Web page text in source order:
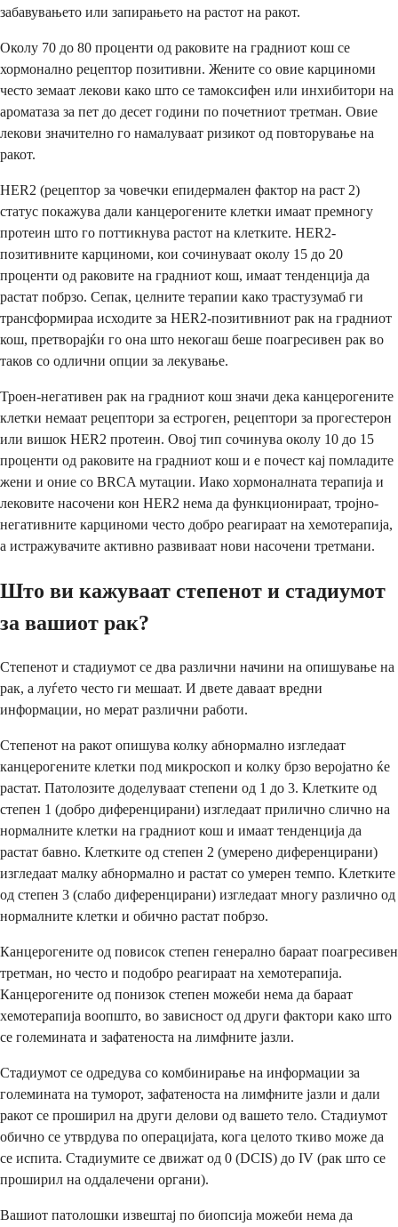
забавувањето или запирањето на растот на ракот.
Околу 70 до 80 проценти од раковите на градниот кош се
хормонално рецептор позитивни. Жените со овие карциноми
често земаат лекови како што се тамоксифен или инхибитори на
ароматаза за пет до десет години по почетниот третман. Овие
лекови значително го намалуваат ризикот од повторување на
ракот.
HER2 (рецептор за човечки епидермален фактор на раст 2)
статус покажува дали канцерогените клетки имаат премногу
протеин што го поттикнува растот на клетките. HER2-
позитивните карциноми, кои сочинуваат околу 15 до 20
проценти од раковите на градниот кош, имаат тенденција да
растат побрзо. Сепак, целните терапии како трастузумаб ги
трансформираа исходите за HER2-позитивниот рак на градниот
кош, претворајќи го она што некогаш беше поагресивен рак во
таков со одлични опции за лекување.
Троен-негативен рак на градниот кош значи дека канцерогените
клетки немаат рецептори за естроген, рецептори за прогестерон
или вишок HER2 протеин. Овој тип сочинува околу 10 до 15
проценти од раковите на градниот кош и е почест кај помладите
жени и оние со BRCA мутации. Иако хормоналната терапија и
лековите насочени кон HER2 нема да функционираат, тројно-
негативните карциноми често добро реагираат на хемотерапија,
а истражувачите активно развиваат нови насочени третмани.
Што ви кажуваат степенот и стадиумот
за вашиот рак?
Степенот и стадиумот се два различни начини на опишување на
рак, а луѓето често ги мешаат. И двете даваат вредни
информации, но мерат различни работи.
Степенот на ракот опишува колку абнормално изгледаат
канцерогените клетки под микроскоп и колку брзо веројатно ќе
растат. Патолозите доделуваат степени од 1 до 3. Клетките од
степен 1 (добро диференцирани) изгледаат прилично слично на
нормалните клетки на градниот кош и имаат тенденција да
растат бавно. Клетките од степен 2 (умерено диференцирани)
изгледаат малку абнормално и растат со умерен темпо. Клетките
од степен 3 (слабо диференцирани) изгледаат многу различно од
нормалните клетки и обично растат побрзо.
Канцерогените од повисок степен генерално бараат поагресивен
третман, но често и подобро реагираат на хемотерапија.
Канцeрогените од понизок степен можеби нема да бараат
хемотерапија воопшто, во зависност од други фактори како што
се големината и зафатеноста на лимфните јазли.
Стадиумот се одредува со комбинирање на информации за
големината на туморот, зафатеноста на лимфните јазли и дали
ракот се проширил на други делови од вашето тело. Стадиумот
обично се утврдува по операцијата, кога целото ткиво може да
се испита. Стадиумите се движат од 0 (DCIS) до IV (рак што се
проширил на оддалечени органи).
Вашиот патолошки извештај по биопсија можеби нема да